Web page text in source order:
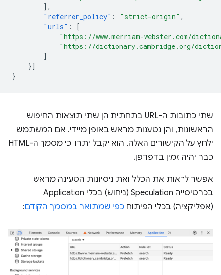
],
"referrer_policy" : "strict-origin" ,
"urls" :
[
"https://www.merriam-webster.com/
"https://dictionary.cambridge.org/
]
}]
}
שתי כתובות ה-URL בתחתית הן שתי תוצאות החיפוש
הראשונות, והן נטענות מראש באופן מיידי. אם המשתמש
ילחץ על הקישורים האלה, הוא יקבל יתרון כי מסמך ה-HTML
כבר יהיה זמין בדפדפן.
אפשר לראות את הכלל ואת ניסיונות הטעינה מראש
בכרטיסייה Speculation (ניחוש) בכלי Application
(אפליקציה) בכלי הפיתוח כפי שמתואר במסמך הקודם: